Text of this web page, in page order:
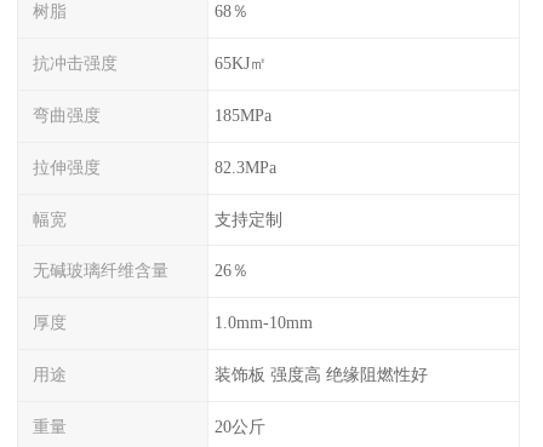
树脂 68％
抗冲击强度 65KJ㎡
弯曲强度 185MPa
拉伸强度 82.3MPa
幅宽 支持定制
无碱玻璃纤维含量 26％
厚度 1.0mm-10mm
用途 装饰板 强度高 绝缘阻燃性好
重量 20公斤